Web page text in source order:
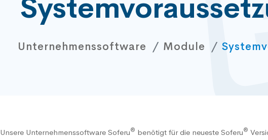
Unternehmenssoftware Module
Unsere Unternehmenssoftware Soferu® benötigt für die neueste Soferu®